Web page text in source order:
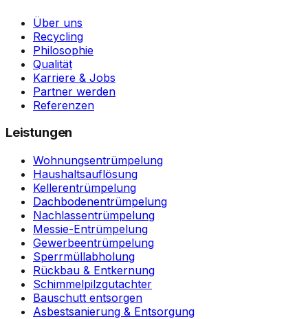
Über uns
Recycling
Philosophie
Qualität
Karriere & Jobs
Partner werden
Referenzen
Leistungen
Wohnungsentrümpelung
Haushaltsauflösung
Kellerentrümpelung
Dachbodenentrümpelung
Nachlassentrümpelung
Messie-Entrümpelung
Gewerbeentrümpelung
Sperrmüllabholung
Rückbau & Entkernung
Schimmelpilzgutachter
Bauschutt entsorgen
Asbestsanierung & Entsorgung